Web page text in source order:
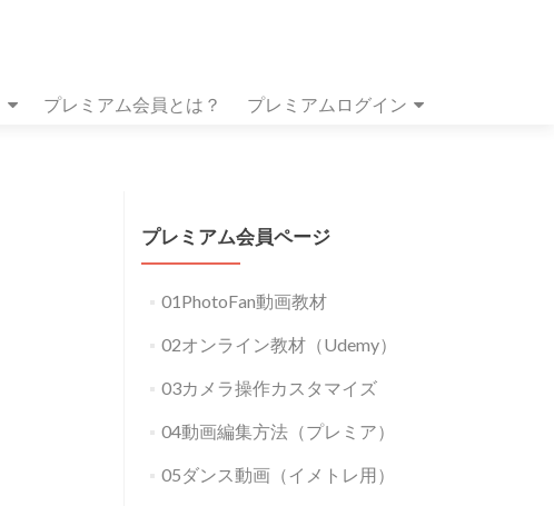
プレミアム会員とは？ プレミアムログイン
プレミアム会員ページ
01PhotoFan動画教材
02オンライン教材（Udemy）
03カメラ操作カスタマイズ
04動画編集方法（プレミア）
05ダンス動画（イメトレ用）